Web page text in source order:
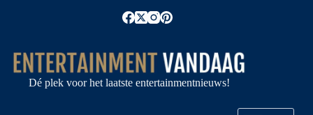
Dé plek voor het laatste entertainmentnieuws!